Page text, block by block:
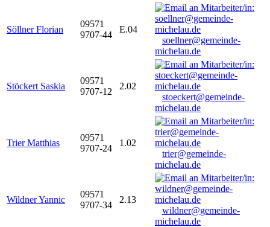
Söllner Florian
09571
9707-44
E.04
soellner@gemeinde-
michelau.de
Stöckert Saskia
09571
9707-12
2.02
stoeckert@gemeinde-
michelau.de
Trier Matthias
09571
9707-24
1.02
trier@gemeinde-
michelau.de
Wildner Yannic
09571
9707-34
2.13
wildner@gemeinde-
michelau.de